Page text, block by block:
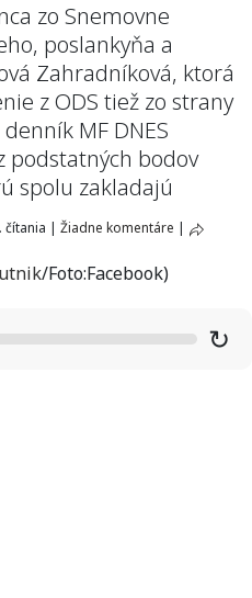
zo Snemovne
, poslankyňa a
Zahradníková, ktorá
z ODS tiež zo strany
denník MF DNES
podstatných bodov
spolu zakladajú
čítania | Žiadne komentáre |
/Foto:Facebook)
↻